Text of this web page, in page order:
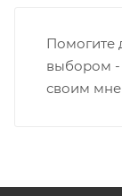
В случае
Помогите
выбором -
своим